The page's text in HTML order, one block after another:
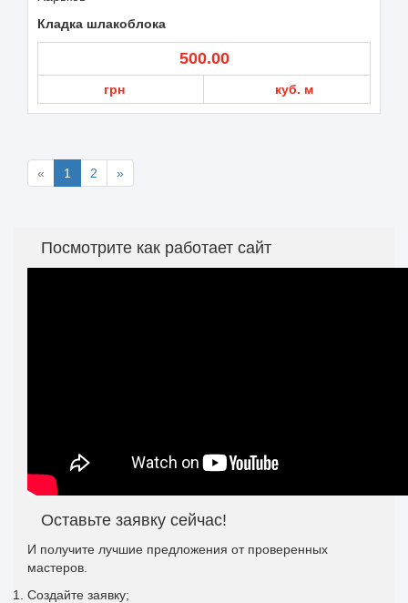
Кладка шлакоблока
500.00
грн куб. м
« 1 2 »
Посмотрите как работает сайт
Оставьте заявку сейчас!
И получите лучшие предложения от проверенных
мастеров.
Создайте заявку;